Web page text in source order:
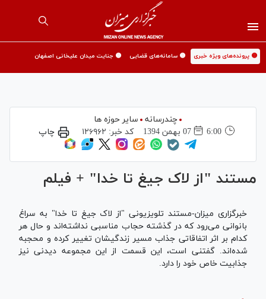
🟡 پرونده‌های ویژه خبری 🟡 سامانه‌های قضایی 🟡 جنایت میدان علیخانی اصفهان
چندرسانه
سایر حوزه ها
6:00
07 بهمن 1394 کد خبر: ۱۲۶۹۶۲ چاپ
مستند "از لاک جیغ تا خدا" + فیلم
خبرگزاری میزان-مستند تلویزیونی "از لاک جیغ تا خدا" به سراغ
بانوانی می‌رود که در گذشته حجاب مناسبی نداشته‌اند و حال هر
کدام بر اثر اتفاقاتی جذاب مسیر زندگیشان تغییر کرده و محجبه
شده‌اند. گفتنی است، این قسمت از این مجموعه دیدنی نیز
جذابیت خاص خود را دارد.